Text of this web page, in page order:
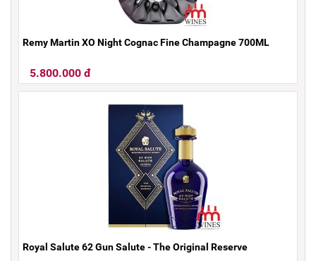
Remy Martin XO Night Cognac Fine Champagne 700ML
5.800.000 đ
Royal Salute 62 Gun Salute - The Original Reserve